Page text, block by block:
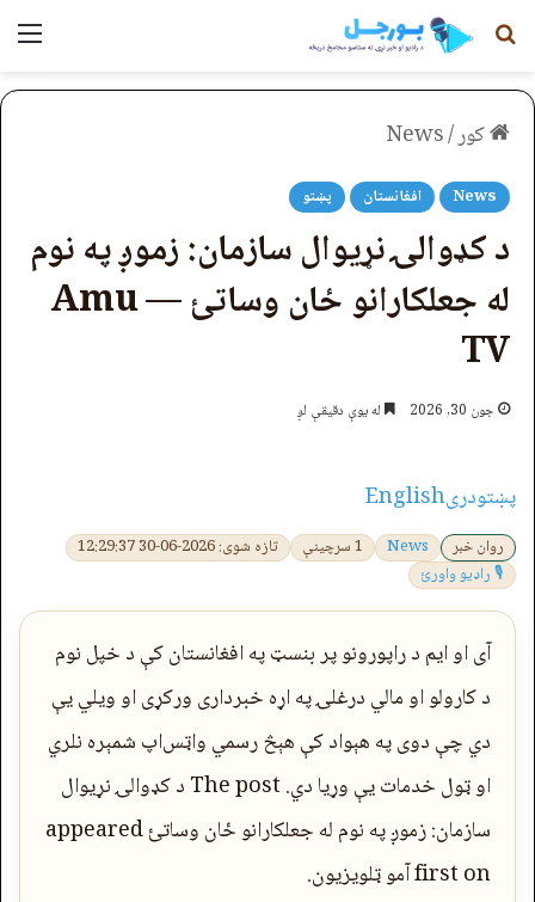
لټون
کور/
News
News افغانستان پښتو
د کډوالۍ نړیوال سازمان: زموږ په نوم
له جعلکارانو ځان وساتئ — Amu
TV
جون 30, 2026 له یوې دقیقې لږ
پښتودریEnglish
روان خبر News 1 سرچینې
تازه شوی: 2026-06-30 12:29:37
🎙 راډیو واورئ
آی او ایم د راپورونو پر بنسټ په افغانستان کې د خپل نوم
د کارولو او مالي درغلۍ په اړه خبرداری ورکړی او ویلي یې
دي چې دوی په هېواد کې هېڅ رسمي واټس‌اپ شمېره نلري
او ټول خدمات یې وړیا دي. The post د کډوالۍ نړیوال
سازمان: زموږ په نوم له جعلکارانو ځان وساتئ appeared
first on آمو ټلویزیون.